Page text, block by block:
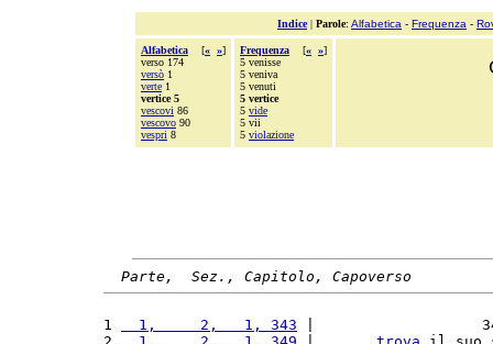
Indice| Parole: Alfabetica - Frequenza -
Alfabetica [« »]
verso 174
versò 1
verte 1
vertice 5
vescovi 86
vescovo 90
vespri 8
Frequenza [« »]
5 venisse
5 veniva
5 venuti
5 vertice
5 vide
5 vii
5 violazione
Parte,  Sez., Capitolo, Capoverso
1
  1,     2,   1, 343
|